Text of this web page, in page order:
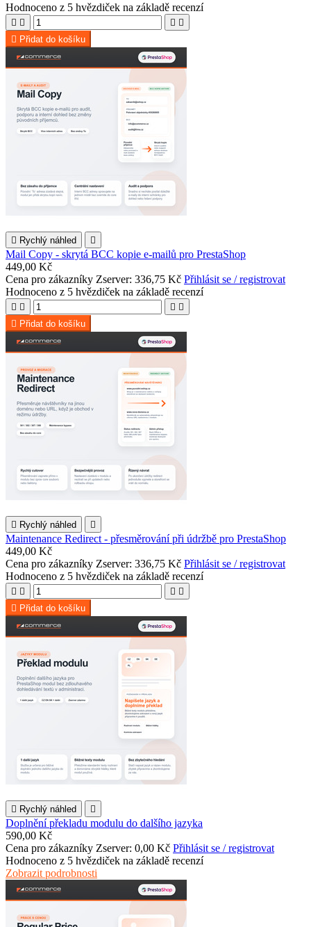
Hodnoceno z 5 hvězdiček na základě recenzí
   
 Přidat do košíku
 Rychlý náhled 
Mail Copy - skrytá BCC kopie e-mailů pro PrestaShop
449,00 Kč
Cena pro zákazníky Zserver: 336,75 Kč Přihlásit se / registrovat
Hodnoceno z 5 hvězdiček na základě recenzí
   
 Přidat do košíku
 Rychlý náhled 
Maintenance Redirect - přesměrování při údržbě pro PrestaShop
449,00 Kč
Cena pro zákazníky Zserver: 336,75 Kč Přihlásit se / registrovat
Hodnoceno z 5 hvězdiček na základě recenzí
   
 Přidat do košíku
 Rychlý náhled 
Doplnění překladu modulu do dalšího jazyka
590,00 Kč
Cena pro zákazníky Zserver: 0,00 Kč Přihlásit se / registrovat
Hodnoceno z 5 hvězdiček na základě recenzí
Zobrazit podrobnosti